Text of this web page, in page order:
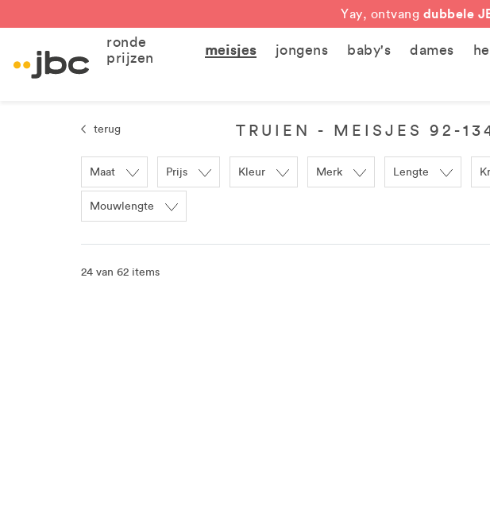
Yay, ontvangdubbele
ronde
prijzen
meisjes jongens baby's dames
terug TRUIEN - MEISJES 92-
Maat Prijs Kleur Merk Lengte
Mouwlengte
24 van 62 items